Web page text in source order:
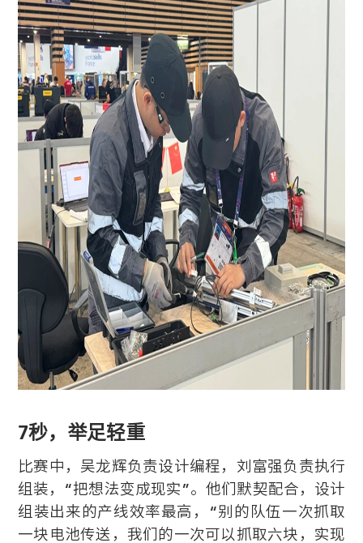
7秒，举足轻重
比赛中，吴龙辉负责设计编程，刘富强负责执行
组装，“把想法变成现实”。他们默契配合，设计
组装出来的产线效率最高，“别的队伍一次抓取
一块电池传送，我们的一次可以抓取六块，实现